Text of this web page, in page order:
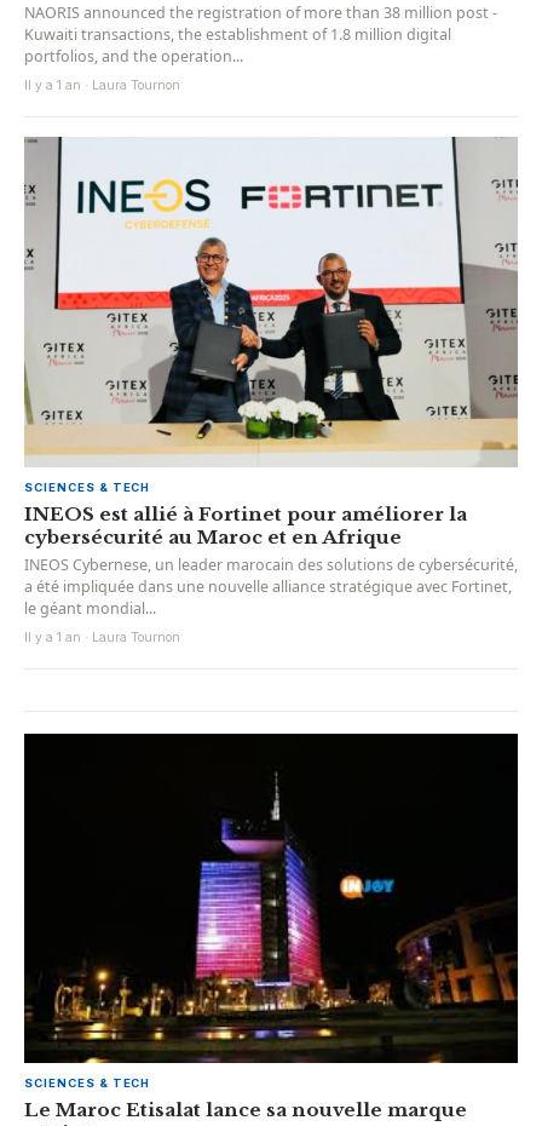
NAORIS announced the registration of more than 38 million post -
Kuwaiti transactions, the establishment of 1.8 million digital
portfolios, and the operation...
Il y a 1 an · Laura Tournon
SCIENCES & TECH
INEOS est allié à Fortinet pour améliorer la
cybersécurité au Maroc et en Afrique
INEOS Cybernese, un leader marocain des solutions de cybersécurité,
a été impliquée dans une nouvelle alliance stratégique avec Fortinet,
le géant mondial...
Il y a 1 an · Laura Tournon
SCIENCES & TECH
Le Maroc Etisalat lance sa nouvelle marque